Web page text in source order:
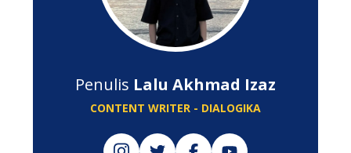
Penulis Lalu Akhmad Izaz
CONTENT WRITER - DIALOGIKA